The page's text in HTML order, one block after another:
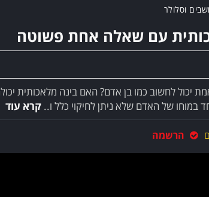
וסלולר
עם שאלה אחת פשוטה
יכול לחשוב כמו בן אדם? האם בינה מלאכותית
במוחו של האדם שלא ניתן לחיקוי כלל ו.. קרא עוד
הרשמה